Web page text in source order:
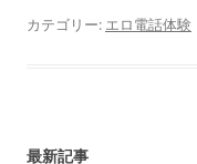
カテゴリー: エロ電話体験
最新記事